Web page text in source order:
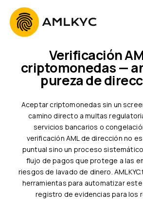
Verificación AML de
criptomonedas —
pureza de
Aceptar criptomonedas sin un screening previo es el
camino directo a multas
servicios bancarios o
verificación AML de dirección no
puntual sino un proceso
flujo de pagos que protege a las
riesgos de lavado de dinero.
herramientas para automatizar
registro de evidencias para los